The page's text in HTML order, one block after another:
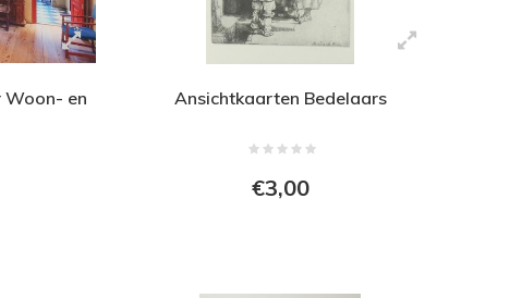
Woon- en
Ansichtkaarten Bedelaars
€3,00